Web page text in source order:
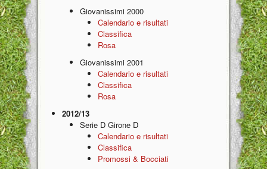
Giovanissimi 2000
Calendario e risultati
Classifica
Rosa
Giovanissimi 2001
Calendario e risultati
Classifica
Rosa
2012/13
Serie D Girone D
Calendario e risultati
Classifica
Promossi & Bocciati